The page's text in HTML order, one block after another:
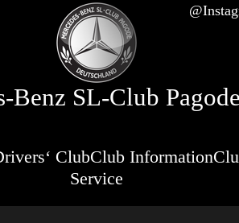
Benz SL-Club
ClubClub Information
Service